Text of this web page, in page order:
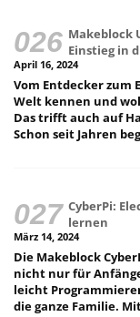
Makeblock
Einstieg in
April 16, 2024
Vom Entdecker zum
Welt kennen und
Das trifft auch auf
Schon seit Jahren
CyberPi:
lernen
März 14, 2024
Die Makeblock
nicht nur für
leicht
die ganze Familie.